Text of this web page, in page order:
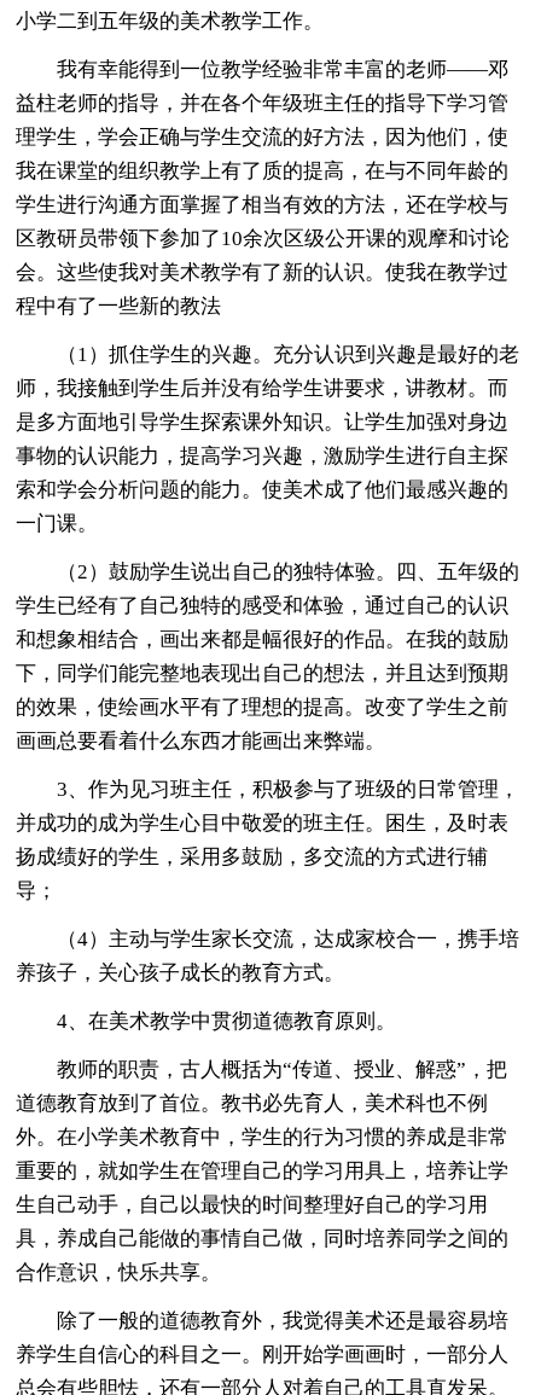
小学二到五年级的美术教学工作。
我有幸能得到一位教学经验非常丰富的老师——邓
益柱老师的指导，并在各个年级班主任的指导下学习管
理学生，学会正确与学生交流的好方法，因为他们，使
我在课堂的组织教学上有了质的提高，在与不同年龄的
学生进行沟通方面掌握了相当有效的方法，还在学校与
区教研员带领下参加了10余次区级公开课的观摩和讨论
会。这些使我对美术教学有了新的认识。使我在教学过
程中有了一些新的教法
（1）抓住学生的兴趣。充分认识到兴趣是最好的老
师，我接触到学生后并没有给学生讲要求，讲教材。而
是多方面地引导学生探索课外知识。让学生加强对身边
事物的认识能力，提高学习兴趣，激励学生进行自主探
索和学会分析问题的能力。使美术成了他们最感兴趣的
一门课。
（2）鼓励学生说出自己的独特体验。四、五年级的
学生已经有了自己独特的感受和体验，通过自己的认识
和想象相结合，画出来都是幅很好的作品。在我的鼓励
下，同学们能完整地表现出自己的想法，并且达到预期
的效果，使绘画水平有了理想的提高。改变了学生之前
画画总要看着什么东西才能画出来弊端。
3、作为见习班主任，积极参与了班级的日常管理，
并成功的成为学生心目中敬爱的班主任。困生，及时表
扬成绩好的学生，采用多鼓励，多交流的方式进行辅
导；
（4）主动与学生家长交流，达成家校合一，携手培
养孩子，关心孩子成长的教育方式。
4、在美术教学中贯彻道德教育原则。
教师的职责，古人概括为“传道、授业、解惑”，把
道德教育放到了首位。教书必先育人，美术科也不例
外。在小学美术教育中，学生的行为习惯的养成是非常
重要的，就如学生在管理自己的学习用具上，培养让学
生自己动手，自己以最快的时间整理好自己的学习用
具，养成自己能做的事情自己做，同时培养同学之间的
合作意识，快乐共享。
除了一般的道德教育外，我觉得美术还是最容易培
养学生自信心的科目之一。刚开始学画画时，一部分人
总会有些胆怯，还有一部分人对着自己的工具直发呆。